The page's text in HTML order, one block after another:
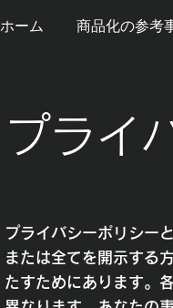
ホーム 商品化の参考
プライ
プライバシーポリシー
または全てを開示する
たすためにあります。